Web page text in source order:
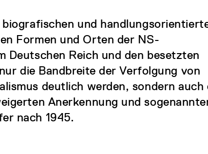
und
Formen und Orten der NS-
Deutschen Reich und den besetzten
die Bandbreite der Verfolgung von
deutlich werden, sondern auch
Anerkennung und
nach 1945.